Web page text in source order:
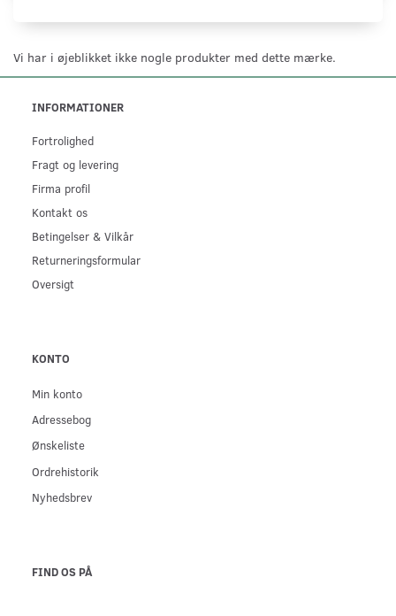
Vi har i øjeblikket ikke nogle produkter med dette mærke.
INFORMATIONER
Fortrolighed
Fragt og levering
Firma profil
Kontakt os
Betingelser & Vilkår
Returneringsformular
Oversigt
KONTO
Min konto
Adressebog
Ønskeliste
Ordrehistorik
Nyhedsbrev
FIND OS PÅ